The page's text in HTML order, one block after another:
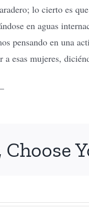
lo cierto es
en aguas
pensando en una
esas mujeres,
Choose